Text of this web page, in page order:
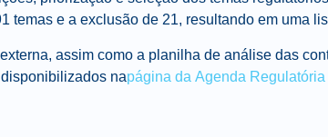
temas e a exclusão de 21, resultando em uma
assim como a planilha de análise das
napágina da Agenda Regulatória